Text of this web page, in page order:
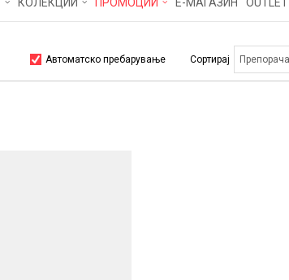
Автоматско пребарување Сортирај